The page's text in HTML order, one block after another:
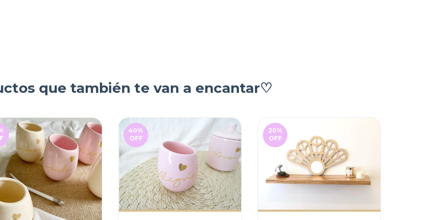
que también te van a encantar♡
40%
OFF
20%
OFF